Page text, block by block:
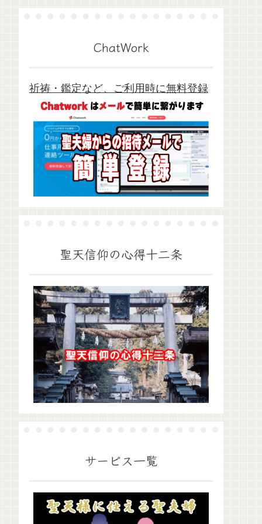
ChatWork
祈祷・鑑定など、ご利用時に無料登録
聖天信仰の心得十二条
サービス一覧